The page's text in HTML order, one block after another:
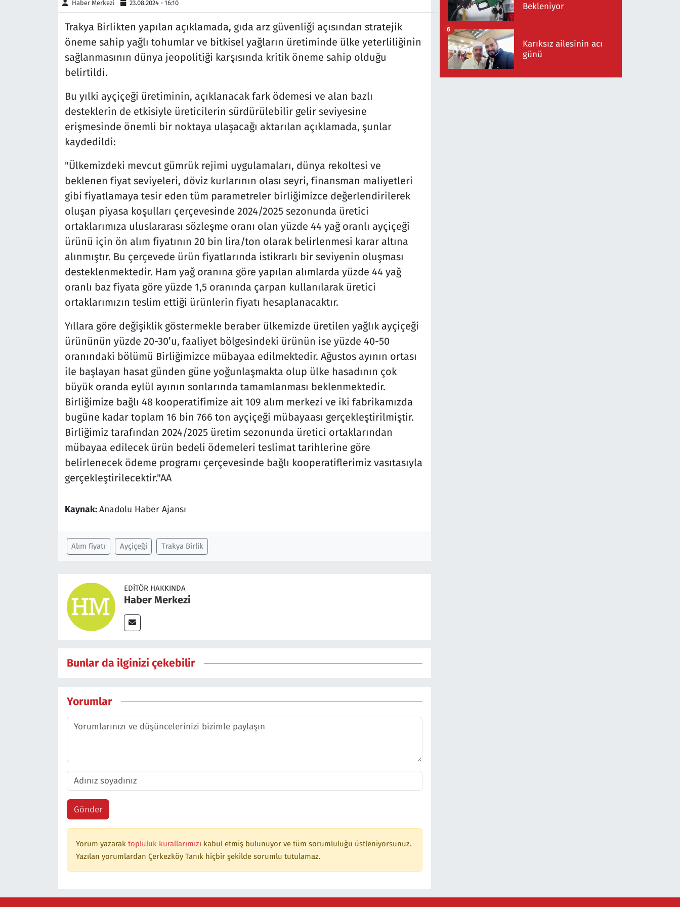
Haber Merkezi 23.08.2024 - 16:10
Trakya Birlikten yapılan açıklamada, gıda arz güvenliği açısından stratejik
öneme sahip yağlı tohumlar ve bitkisel yağların üretiminde ülke yeterliliğinin
sağlanmasının dünya jeopolitiği karşısında kritik öneme sahip olduğu
belirtildi.
Bu yılki ayçiçeği üretiminin, açıklanacak fark ödemesi ve alan bazlı
desteklerin de etkisiyle üreticilerin sürdürülebilir gelir seviyesine
erişmesinde önemli bir noktaya ulaşacağı aktarılan açıklamada, şunlar
kaydedildi:
"Ülkemizdeki mevcut gümrük rejimi uygulamaları, dünya rekoltesi ve
beklenen fiyat seviyeleri, döviz kurlarının olası seyri, finansman maliyetleri
gibi fiyatlamaya tesir eden tüm parametreler birliğimizce değerlendirilerek
oluşan piyasa koşulları çerçevesinde 2024/2025 sezonunda üretici
ortaklarımıza uluslararası sözleşme oranı olan yüzde 44 yağ oranlı ayçiçeği
ürünü için ön alım fiyatının 20 bin lira/ton olarak belirlenmesi karar altına
alınmıştır. Bu çerçevede ürün fiyatlarında istikrarlı bir seviyenin oluşması
desteklenmektedir. Ham yağ oranına göre yapılan alımlarda yüzde 44 yağ
oranlı baz fiyata göre yüzde 1,5 oranında çarpan kullanılarak üretici
ortaklarımızın teslim ettiği ürünlerin fiyatı hesaplanacaktır.
Yıllara göre değişiklik göstermekle beraber ülkemizde üretilen yağlık ayçiçeği
ürününün yüzde 20-30’u, faaliyet bölgesindeki ürünün ise yüzde 40-50
oranındaki bölümü Birliğimizce mübayaa edilmektedir. Ağustos ayının ortası
ile başlayan hasat günden güne yoğunlaşmakta olup ülke hasadının çok
büyük oranda eylül ayının sonlarında tamamlanması beklenmektedir.
Birliğimize bağlı 48 kooperatifimize ait 109 alım merkezi ve iki fabrikamızda
bugüne kadar toplam 16 bin 766 ton ayçiçeği mübayaası gerçekleştirilmiştir.
Birliğimiz tarafından 2024/2025 üretim sezonunda üretici ortaklarından
mübayaa edilecek ürün bedeli ödemeleri teslimat tarihlerine göre
belirlenecek ödeme programı çerçevesinde bağlı kooperatiflerimiz vasıtasıyla
gerçekleştirilecektir."AA
Kaynak:Anadolu Haber Ajansı
Alım fiyatı Ayçiçeği Trakya Birlik
EDITÖR HAKKINDA
Haber Merkezi
Bunlar da ilginizi çekebilir
Yorumlar
Gönder
Yorum yazarak topluluk kurallarımızı kabul etmiş bulunuyor ve tüm sorumluluğu üstleniyorsunuz.
Yazılan yorumlardan Çerkezköy Tanık hiçbir şekilde sorumlu tutulamaz.
Bekleniyor
Karıksız ailesinin acı
günü
6
Süleymanpaşa